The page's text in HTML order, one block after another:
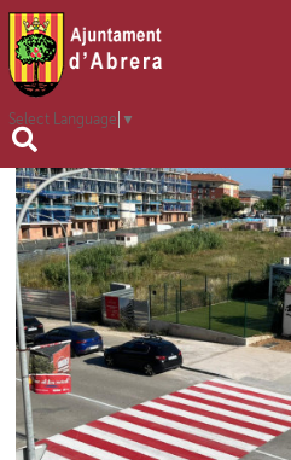
Select Language ▼